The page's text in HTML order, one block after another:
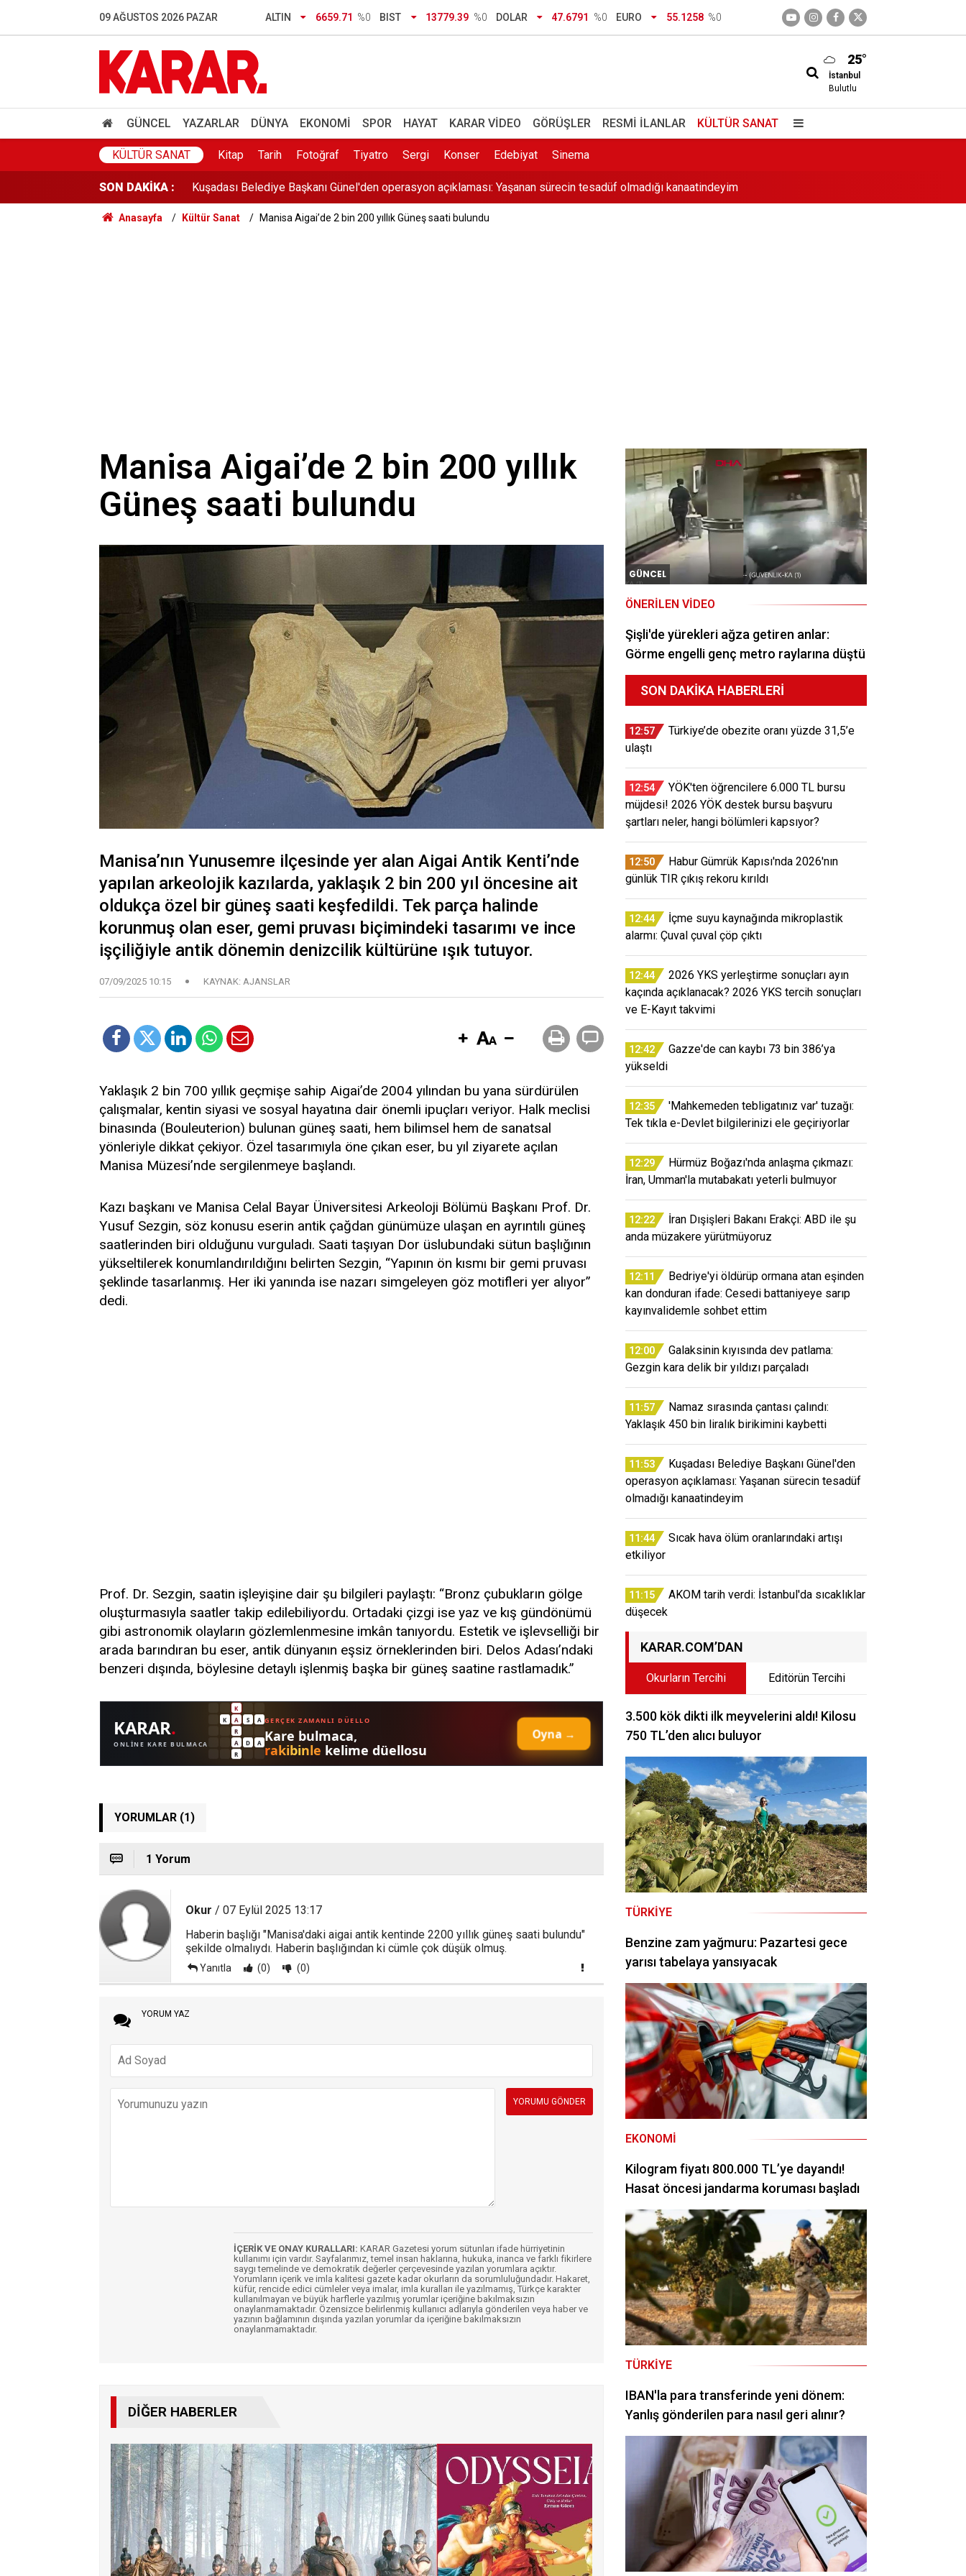
09 AĞUSTOS 2026 PAZAR ALTIN 6659.71 %0 BIST 13779.39 %0 DOLAR 47.6791 %0 EURO 55.1258 %0
25°
İstanbul
Bulutlu
GÜNCEL YAZARLAR DÜNYA EKONOMI SPOR HAYAT KARAR VIDEO GÖRÜŞLER RESMI İLANLAR KÜLTÜR SANAT
KÜLTÜR SANAT Kitap Tarih Fotoğraf Tiyatro Sergi Konser Edebiyat Sinema
SON DAKİKA :
'Mahkemeden tebligatınız var' tuzağı: Tek tıkla e-Devlet bilgilerinizi ele geçiriyorlar
Bedriye'yi öldürüp ormana atan eşinden kan donduran ifade: Cesedi battaniyeye sarıp kayınvalidemle sohbet ettim
Kuşadası Belediye Başkanı Günel'den operasyon açıklaması: Yaşanan sürecin tesadüf olmadığı kanaatindeyim
AKOM tarih verdi: İstanbul'da sıcaklıklar düşecek
Kamuda tutulu kadro ne demek? 200 sayılı kararname ile atamalarda neler değişecek?
Anasayfa Kültür Sanat Manisa Aigai’de 2 bin 200 yıllık Güneş saati bulundu
Manisa Aigai’de 2 bin 200 yıllık
Güneş saati bulundu
Manisa’nın Yunusemre ilçesinde yer alan Aigai Antik Kenti’nde
yapılan arkeolojik kazılarda, yaklaşık 2 bin 200 yıl öncesine ait
oldukça özel bir güneş saati keşfedildi. Tek parça halinde
korunmuş olan eser, gemi pruvası biçimindeki tasarımı ve ince
işçiliğiyle antik dönemin denizcilik kültürüne ışık tutuyor.
07/09/2025 10:15 KAYNAK: AJANSLAR
Yaklaşık 2 bin 700 yıllık geçmişe sahip Aigai’de 2004 yılından bu yana sürdürülen
çalışmalar, kentin siyasi ve sosyal hayatına dair önemli ipuçları veriyor. Halk meclisi
binasında (Bouleuterion) bulunan güneş saati, hem bilimsel hem de sanatsal
yönleriyle dikkat çekiyor. Özel tasarımıyla öne çıkan eser, bu yıl ziyarete açılan
Manisa Müzesi’nde sergilenmeye başlandı.
Kazı başkanı ve Manisa Celal Bayar Üniversitesi Arkeoloji Bölümü Başkanı Prof. Dr.
Yusuf Sezgin, söz konusu eserin antik çağdan günümüze ulaşan en ayrıntılı güneş
saatlerinden biri olduğunu vurguladı. Saati taşıyan Dor üslubundaki sütun başlığının
yükseltilerek konumlandırıldığını belirten Sezgin, “Yapının ön kısmı bir gemi pruvası
şeklinde tasarlanmış. Her iki yanında ise nazarı simgeleyen göz motifleri yer alıyor”
dedi.
Prof. Dr. Sezgin, saatin işleyişine dair şu bilgileri paylaştı: “Bronz çubukların gölge
oluşturmasıyla saatler takip edilebiliyordu. Ortadaki çizgi ise yaz ve kış gündönümü
gibi astronomik olayların gözlemlenmesine imkân tanıyordu. Estetik ve işlevselliği bir
arada barındıran bu eser, antik dünyanın eşsiz örneklerinden biri. Delos Adası’ndaki
benzeri dışında, böylesine detaylı işlenmiş başka bir güneş saatine rastlamadık.”
YORUMLAR (1)
1 Yorum
Okur / 07 Eylül 2025 13:17
Haberin başlığı "Manisa'daki aigai antik kentinde 2200 yıllık güneş saati bulundu"
şekilde olmalıydı. Haberin başlığından ki cümle çok düşük olmuş.
Yanıtla (0) (0)
YORUM YAZ
İÇERİK VE ONAY KURALLARI: KARAR Gazetesi yorum sütunları ifade hürriyetinin
kullanımı için vardır. Sayfalarımız, temel insan haklarına, hukuka, inanca ve farklı fikirlere
saygı temelinde ve demokratik değerler çerçevesinde yazılan yorumlara açıktır.
Yorumların içerik ve imla kalitesi gazete kadar okurların da sorumluluğundadır. Hakaret,
küfür, rencide edici cümleler veya imalar, imla kuralları ile yazılmamış, Türkçe karakter
kullanılmayan ve büyük harflerle yazılmış yorumlar içeriğine bakılmaksızın
onaylanmamaktadır. Özensizce belirlenmiş kullanıcı adlarıyla gönderilen veya haber ve
yazının bağlamının dışında yazılan yorumlar da içeriğine bakılmaksızın
onaylanmamaktadır.
DIĞER HABERLER
GÜNCEL
ÖNERILEN VIDEO
Şişli'de yürekleri ağza getiren anlar:
Görme engelli genç metro raylarına düştü
SON DAKIKA HABERLERI
12:57
Türkiye’de obezite oranı yüzde 31,5’e
ulaştı
12:54
YÖK'ten öğrencilere 6.000 TL bursu
müjdesi! 2026 YÖK destek bursu başvuru
şartları neler, hangi bölümleri kapsıyor?
12:50
Habur Gümrük Kapısı'nda 2026'nın
günlük TIR çıkış rekoru kırıldı
12:44
İçme suyu kaynağında mikroplastik
alarmı: Çuval çuval çöp çıktı
12:44
2026 YKS yerleştirme sonuçları ayın
kaçında açıklanacak? 2026 YKS tercih sonuçları
ve E-Kayıt takvimi
12:42
Gazze'de can kaybı 73 bin 386’ya
yükseldi
12:35
'Mahkemeden tebligatınız var' tuzağı:
Tek tıkla e-Devlet bilgilerinizi ele geçiriyorlar
12:29
Hürmüz Boğazı'nda anlaşma çıkmazı:
İran, Umman'la mutabakatı yeterli bulmuyor
12:22
İran Dışişleri Bakanı Erakçi: ABD ile şu
anda müzakere yürütmüyoruz
12:11
Bedriye'yi öldürüp ormana atan eşinden
kan donduran ifade: Cesedi battaniyeye sarıp
kayınvalidemle sohbet ettim
12:00
Galaksinin kıyısında dev patlama:
Gezgin kara delik bir yıldızı parçaladı
11:57
Namaz sırasında çantası çalındı:
Yaklaşık 450 bin liralık birikimini kaybetti
11:53
Kuşadası Belediye Başkanı Günel'den
operasyon açıklaması: Yaşanan sürecin tesadüf
olmadığı kanaatindeyim
11:44
Sıcak hava ölüm oranlarındaki artışı
etkiliyor
11:15
AKOM tarih verdi: İstanbul'da sıcaklıklar
düşecek
KARAR.COM’DAN
Okurların Tercihi Editörün Tercihi
3.500 kök dikti ilk meyvelerini aldı! Kilosu
750 TL’den alıcı buluyor
TÜRKIYE
Benzine zam yağmuru: Pazartesi gece
yarısı tabelaya yansıyacak
EKONOMI
Kilogram fiyatı 800.000 TL’ye dayandı!
Hasat öncesi jandarma koruması başladı
TÜRKIYE
IBAN'la para transferinde yeni dönem:
Yanlış gönderilen para nasıl geri alınır?